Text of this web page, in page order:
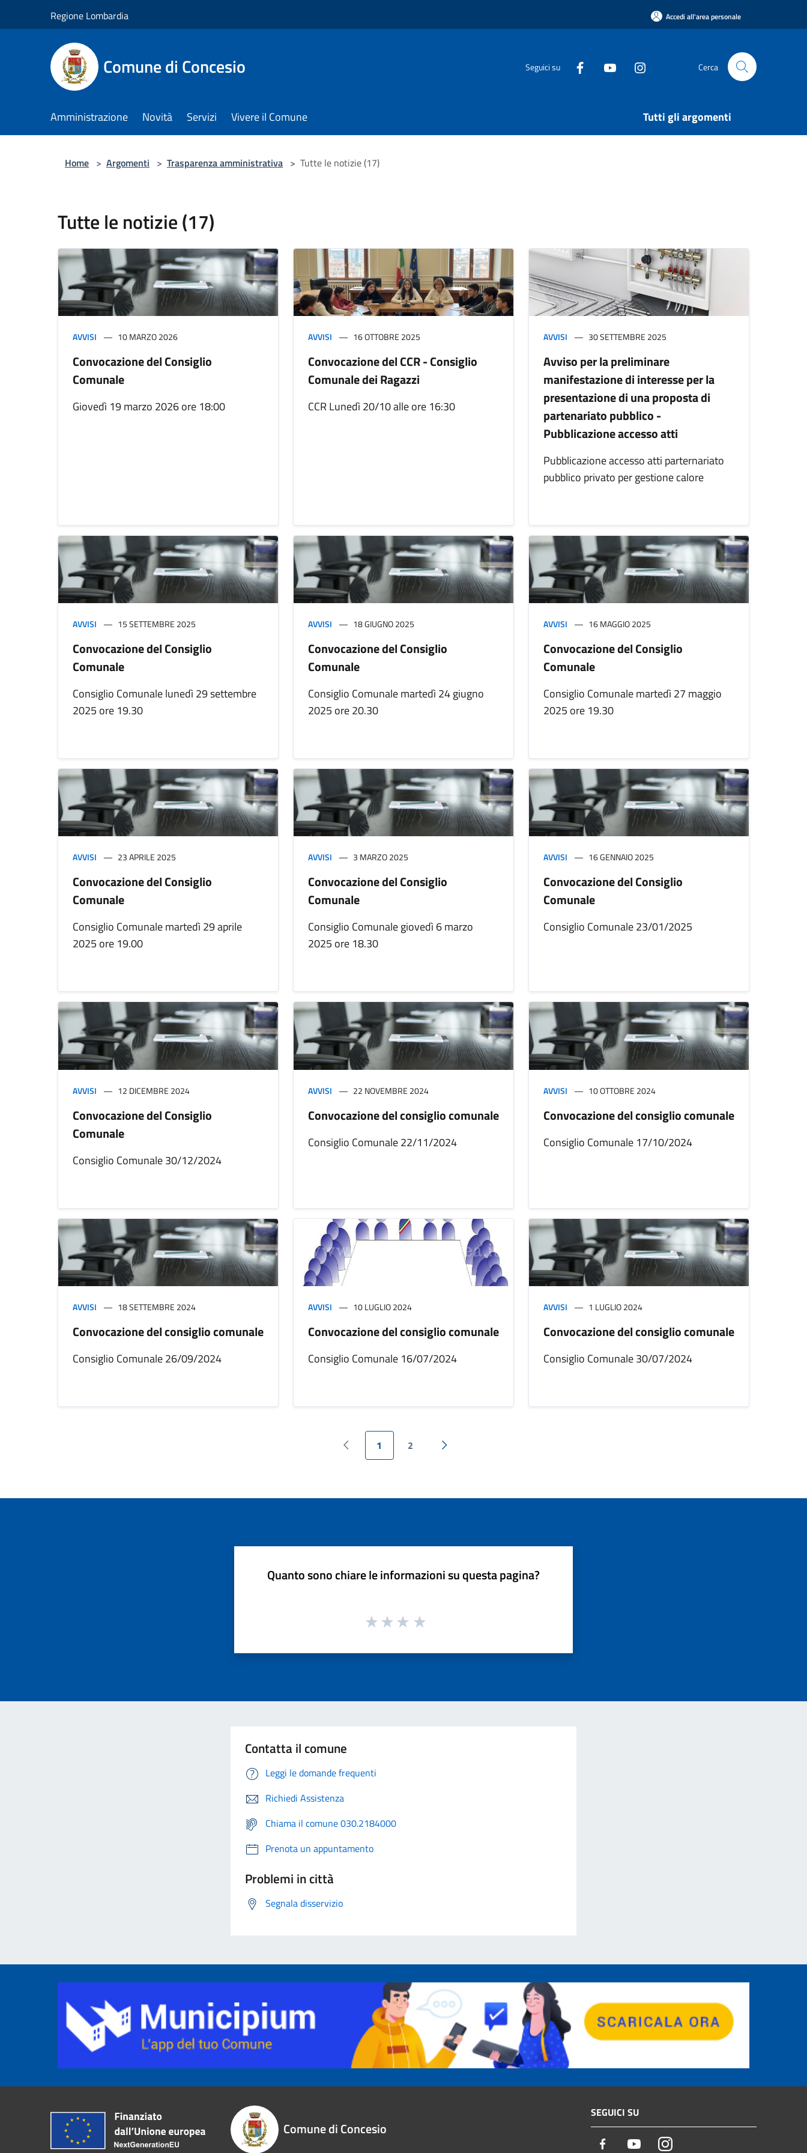
Regione Lombardia Accedi all'area personale
Comune di Concesio Seguici su Cerca
Amministrazione Novità Servizi Vivere il Comune Tutti gli argomenti
Home > Argomenti > Trasparenza amministrativa > Tutte le notizie (17)
Tutte le notizie (17)
AVVISI 10 MARZO 2026
Convocazione del Consiglio
Comunale
Giovedì 19 marzo 2026 ore 18:00
AVVISI 16 OTTOBRE 2025
Convocazione del CCR - Consiglio
Comunale dei Ragazzi
CCR Lunedì 20/10 alle ore 16:30
AVVISI 30 SETTEMBRE 2025
Avviso per la preliminare
manifestazione di interesse per la
presentazione di una proposta di
partenariato pubblico -
Pubblicazione accesso atti
Pubblicazione accesso atti parternariato
pubblico privato per gestione calore
AVVISI 15 SETTEMBRE 2025
Convocazione del Consiglio
Comunale
Consiglio Comunale lunedì 29 settembre
2025 ore 19.30
AVVISI 18 GIUGNO 2025
Convocazione del Consiglio
Comunale
Consiglio Comunale martedì 24 giugno
2025 ore 20.30
AVVISI 16 MAGGIO 2025
Convocazione del Consiglio
Comunale
Consiglio Comunale martedì 27 maggio
2025 ore 19.30
AVVISI 23 APRILE 2025
Convocazione del Consiglio
Comunale
Consiglio Comunale martedì 29 aprile
2025 ore 19.00
AVVISI 3 MARZO 2025
Convocazione del Consiglio
Comunale
Consiglio Comunale giovedì 6 marzo
2025 ore 18.30
AVVISI 16 GENNAIO 2025
Convocazione del Consiglio
Comunale
Consiglio Comunale 23/01/2025
AVVISI 12 DICEMBRE 2024
Convocazione del Consiglio
Comunale
Consiglio Comunale 30/12/2024
AVVISI 22 NOVEMBRE 2024
Convocazione del consiglio comunale
Consiglio Comunale 22/11/2024
AVVISI 10 OTTOBRE 2024
Convocazione del consiglio comunale
Consiglio Comunale 17/10/2024
AVVISI 18 SETTEMBRE 2024
Convocazione del consiglio comunale
Consiglio Comunale 26/09/2024
AVVISI 10 LUGLIO 2024
Convocazione del consiglio comunale
Consiglio Comunale 16/07/2024
AVVISI 1 LUGLIO 2024
Convocazione del consiglio comunale
Consiglio Comunale 30/07/2024
Pagina precedente
1 2
Pagina successiva
Quanto sono chiare le informazioni su questa pagina?
Contatta il comune
Leggi le domande frequenti
Richiedi Assistenza
Chiama il comune 030.2184000
Prenota un appuntamento
Problemi in città
Segnala disservizio
Comune di Concesio
SEGUICI SU
Facebook YoutubeInstagram